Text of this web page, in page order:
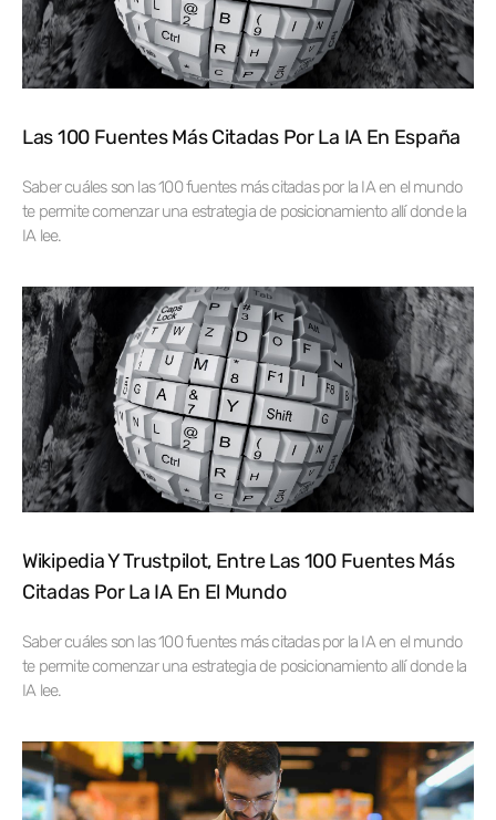
Las 100 Fuentes Más Citadas Por La IA En España
Saber cuáles son las 100 fuentes más citadas por la IA en el mundo
te permite comenzar una estrategia de posicionamiento allí donde la
IA lee.
Wikipedia Y Trustpilot, Entre Las 100 Fuentes Más
Citadas Por La IA En El Mundo
Saber cuáles son las 100 fuentes más citadas por la IA en el mundo
te permite comenzar una estrategia de posicionamiento allí donde la
IA lee.